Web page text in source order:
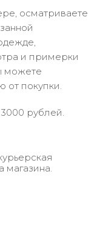
осматриваете
и примерки
можете
от покупки.
рублей.
магазина.